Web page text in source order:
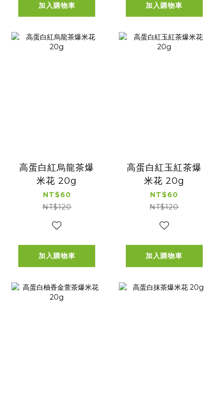
加入購物車 加入購物車
高蛋白紅烏龍茶爆
米花 20g
NT$60
NT$120
加入購物車
高蛋白紅玉紅茶爆
米花 20g
NT$60
NT$120
加入購物車